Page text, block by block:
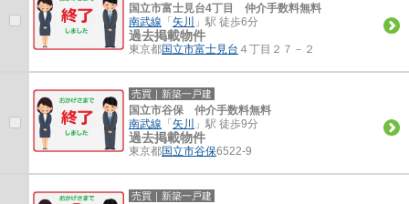
国立市富士見台4丁目 仲介手数料無料
南武線 「 矢川 」駅 徒歩6分
過去掲載物件
東京都国立市富士見台 ４丁目２７－２
売買｜新築一戸建
国立市谷保 仲介手数料無料
南武線 「 矢川 」駅 徒歩9分
過去掲載物件
東京都国立市谷保6522-9
売買｜新築一戸建